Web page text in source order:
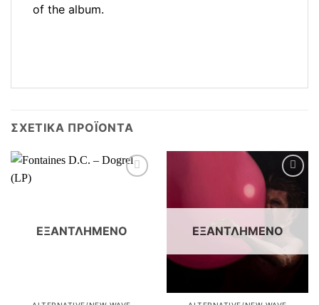
of the album.
ΣΧΕΤΙΚΆ ΠΡΟΪΌΝΤΑ
ΕΞΑΝΤΛΗΜΈΝΟ ΕΞΑΝΤΛΗΜΈΝΟ